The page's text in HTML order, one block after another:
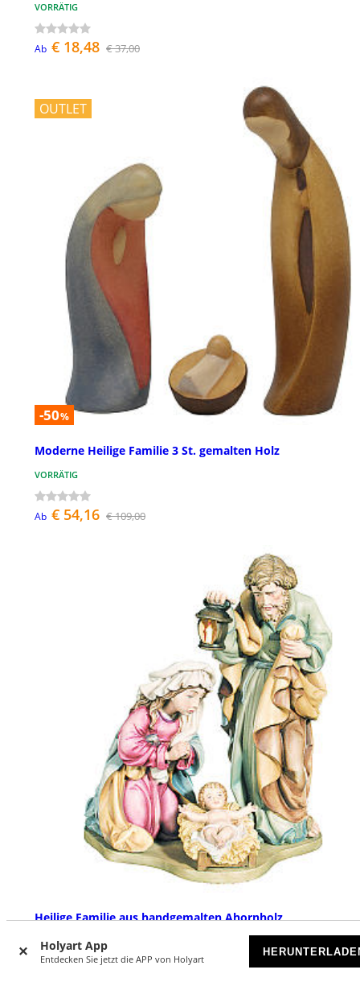
Holyart App
Entdecken Sie jetzt die APP von Holyart
VORRÄTIG
Ab € 18,48 € 37,00
OUTLET
-50%
Moderne Heilige Familie 3 St. gemalten Holz
VORRÄTIG
Ab € 54,16 € 109,00
Heilige Familie aus handgemalten Ahornholz
Ab € 49,00